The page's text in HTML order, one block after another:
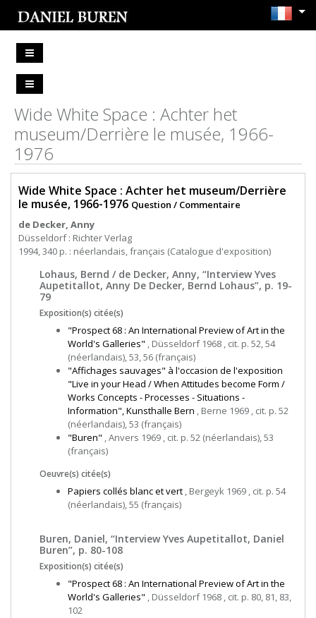
Wide White Space : Achter het
museum/Derrière le musée, 1966-
1976
Wide White Space : Achter het museum/Derrière
le musée, 1966-1976 Question / Commentaire
de Decker, Anny
Düsseldorf : Richter Verlag
1994, 340 p. : néerlandais, français (Catalogue d'exposition)
Lohaus, Bernd / de Decker, Anny, “Interview Yves
Aupetitallot, Anny De Decker, Bernd Lohaus”, p. 19-
79
Exposition(s) citée(s)
"Prospect 68 : An International Preview of Art in the
World's Galleries" , Düsseldorf 1968 , cit. p. 52, 54
(néerlandais), 53, 56 (français)
"Affichages sauvages" à l'occasion de l'exposition
"Live in your Head / When Attitudes become Form /
Works Concepts - Processes - Situations -
Information", Kunsthalle Bern , Berne 1969 , cit. p. 52
(néerlandais), 53 (français)
"Buren" , Anvers 1969 , cit. p. 52 (néerlandais), 53
(français)
Oeuvre(s) citée(s)
Papiers collés blanc et vert , Bergeyk 1969 , cit. p. 54
(néerlandais), 55 (français)
Buren, Daniel, “Interview Yves Aupetitallot, Daniel
Buren”, p. 80-108
Exposition(s) citée(s)
"Prospect 68 : An International Preview of Art in the
World's Galleries" , Düsseldorf 1968 , cit. p. 80, 81, 83,
102